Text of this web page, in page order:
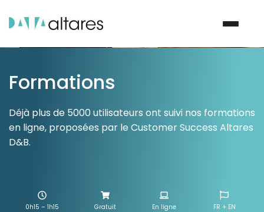
Nous contacter
Vos enjeux
Nos data
Formations
Déjà plus de 5000 utilisateurs ont suivi nos formations
en ligne, proposées par le Customer Success Altares
D&B.
0h15 – 1h15 Gratuit En ligne FR + EN